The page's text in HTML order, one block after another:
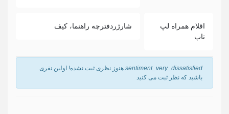
اقلام همراه لپ
تاپ
شارژردفترچه راهنما، کیف
sentiment_very_dissatisfied هنوز نظری ثبت نشده! اولین نفری
باشید که نظر ثبت می کنید